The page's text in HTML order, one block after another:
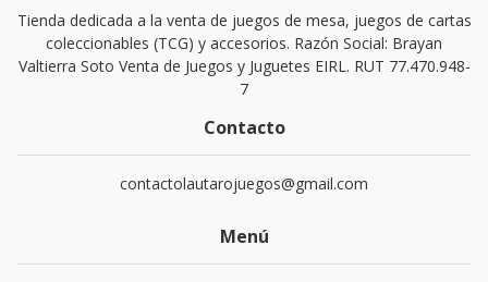
Tienda dedicada a la venta de juegos de mesa, juegos de cartas
coleccionables (TCG) y accesorios. Razón Social: Brayan
Valtierra Soto Venta de Juegos y Juguetes EIRL. RUT 77.470.948-
7
Contacto
contactolautarojuegos@gmail.com
Menú